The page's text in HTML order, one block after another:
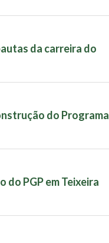
da carreira do
do Programa
do PGP em Teixeira